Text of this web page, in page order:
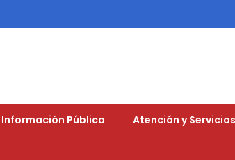
Pública Atención y